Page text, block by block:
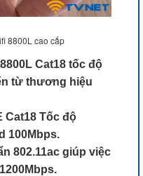
8800L cao cấp
Cat18 tốc độ
từ thương hiệu
Cat18 Tốc độ
100Mbps.
802.11ac giúp việc